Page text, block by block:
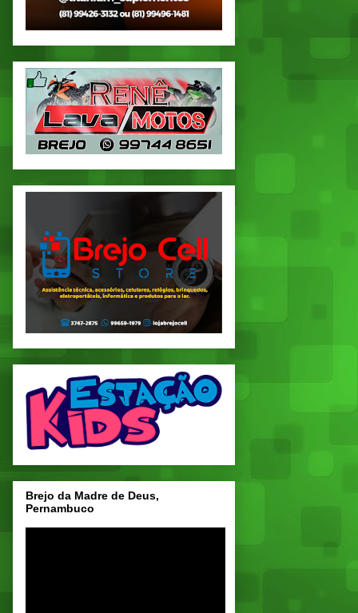
Brejo da Madre de Deus,
Pernambuco